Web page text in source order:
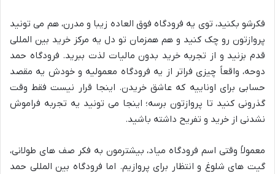
فکرشو بکنید، توی یه فرودگاه فوق العاده زیبا و مدرن، هم می تونید
پروازتون رو چک کنید و هم همزمان تو دل یه مرکز خرید بین المللی
قدم بزنید و از تجربه خرید بدون مالیات لذت ببرید. فرودگاه حمد
دوحه، واقعاً چیزی فراتر از یه فرودگاه معمولیه و خودش یه مقصد
حسابی برای اوناییه که عاشق خریدن. اینجا قرار نیست فقط وقت
گذرونی کنید تا پروازتون برسه؛ اینجا می تونید یه تجربه فراموش
نشدنی از خرید و تفریح داشته باشید.
معمولاً وقتی اسم فرودگاه میاد، بیشترمون به فکر صف های طولانی،
گیت های شلوغ و انتظار برای پروازیم. اما فرودگاه بین المللی حمد